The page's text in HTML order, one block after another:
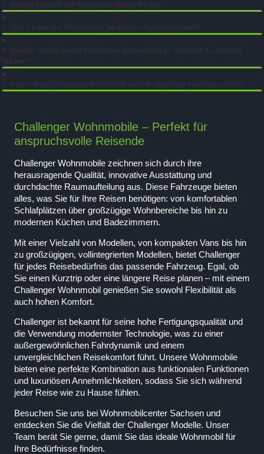
Challenger Wohnmobile – Perfekt für
anspruchsvolle Reisende
Challenger Wohnmobile zeichnen sich durch ihre
herausragende Qualität, innovative Ausstattung und
durchdachte Raumaufteilung aus. Diese Fahrzeuge bieten
alles, was Sie für Ihre Reisen benötigen: von komfortablen
Schlafplätzen über großzügige Wohnbereiche bis hin zu
modernen Küchen und Badezimmern.
Mit einer Vielzahl von Modellen, von kompakten Vans bis hin
zu großzügigen, vollintegrierten Modellen, bietet Challenger
für jedes Reisebedürfnis das passende Fahrzeug. Egal, ob
Sie einen Kurztrip oder eine längere Reise planen – mit einem
Challenger Wohnmobil genießen Sie sowohl Flexibilität als
auch hohen Komfort.
Challenger ist bekannt für seine hohe Fertigungsqualität und
die Verwendung modernster Technologie, was zu einer
außergewöhnlichen Fahrdynamik und einem
unvergleichlichen Reisekomfort führt. Unsere Wohnmobile
bieten eine perfekte Kombination aus funktionalen Funktionen
und luxuriösen Annehmlichkeiten, sodass Sie sich während
jeder Reise wie zu Hause fühlen.
Besuchen Sie uns bei Wohnmobilcenter Sachsen und
entdecken Sie die Vielfalt der Challenger Modelle. Unser
Team berät Sie gerne, damit Sie das ideale Wohnmobil für
Ihre Bedürfnisse finden.